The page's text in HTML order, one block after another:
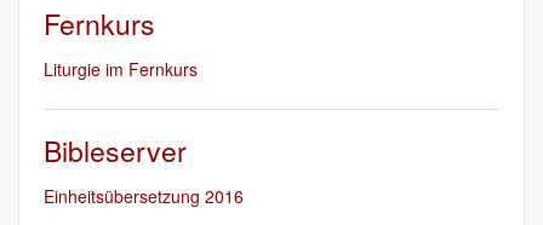
Fernkurs
Liturgie im Fernkurs
Bibleserver
Einheitsübersetzung 2016